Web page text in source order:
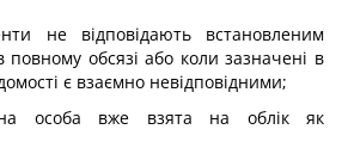
не відповідають встановленим
обсязі або коли зазначені в
є взаємно невідповідними;
особа вже взята на облік як